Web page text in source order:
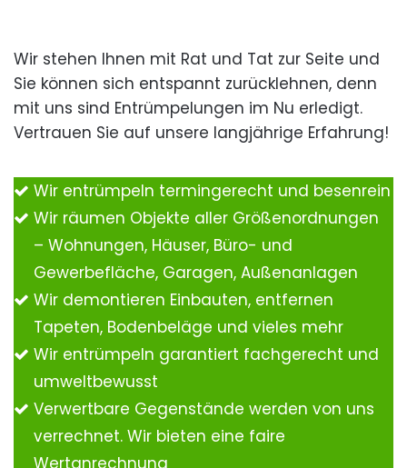
Wir stehen Ihnen mit Rat und Tat zur Seite und
Sie können sich entspannt zurücklehnen, denn
mit uns sind Entrümpelungen im Nu erledigt.
Vertrauen Sie auf unsere langjährige Erfahrung!
Wir entrümpeln termingerecht und besenrein
Wir räumen Objekte aller Größenordnungen
– Wohnungen, Häuser, Büro- und
Gewerbefläche, Garagen, Außenanlagen
Wir demontieren Einbauten, entfernen
Tapeten, Bodenbeläge und vieles mehr
Wir entrümpeln garantiert fachgerecht und
umweltbewusst
Verwertbare Gegenstände werden von uns
verrechnet. Wir bieten eine faire
Wertanrechnung